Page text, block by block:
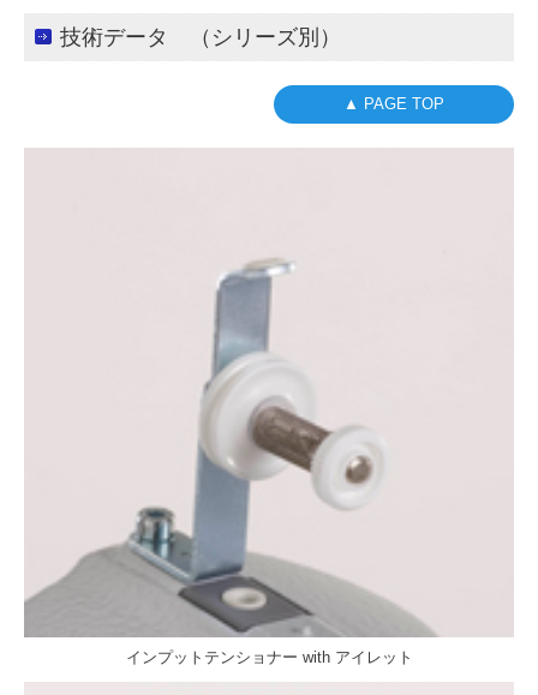
技術データ （シリーズ別）
▲ PAGE TOP
インプットテンショナー with アイレット